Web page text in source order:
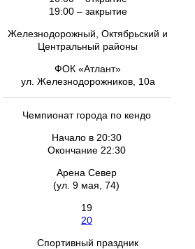
19:00 – закрытие
Железнодорожный, Октябрьский и
Центральный районы
ФОК «Атлант»
ул. Железнодорожников, 10а
Чемпионат города по кендо
Начало в 20:30
Окончание 22:30
Арена Север
(ул. 9 мая, 74)
19
20
Спортивный праздник